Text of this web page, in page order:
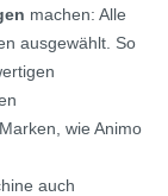
machen: Alle
ausgewählt. So
wie Animo
auch